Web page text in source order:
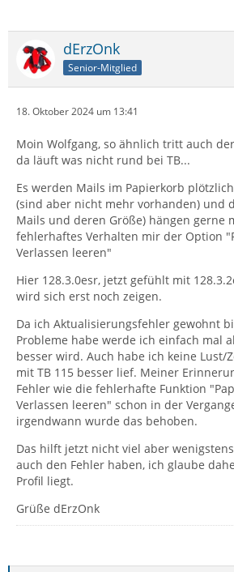
dErzOnk
Senior-Mitglied
18. Oktober 2024 um 13:41
Moin Wolfgang, so ähnlich tritt auch
da läuft was nicht rund bei TB...
Es werden Mails im Papierkorb
(sind aber nicht mehr vorhanden) und
Mails und deren Größe) hängen gerne
fehlerhaftes Verhalten mir der Option
Verlassen leeren"
Hier 128.3.0esr, jetzt gefühlt mit
wird sich erst noch zeigen.
Da ich Aktualisierungsfehler gewohnt
Probleme habe werde ich einfach mal
besser wird. Auch habe ich keine Lust/
mit TB 115 besser lief. Meiner
Fehler wie die fehlerhafte Funktion
Verlassen leeren" schon in der
irgendwann wurde das behoben.
Das hilft jetzt nicht viel aber
auch den Fehler haben, ich glaube
Profil liegt.
Grüße dErzOnk